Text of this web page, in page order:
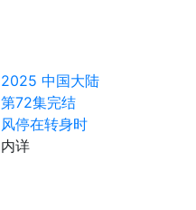
2025 中国大陆
第72集完结
风停在转身时
内详